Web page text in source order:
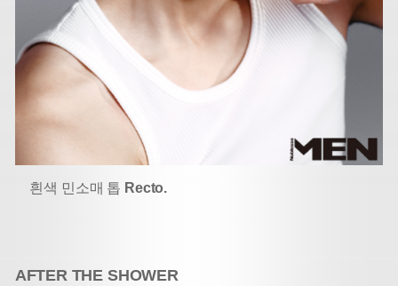
흰색 민소매 톱 Recto.
AFTER THE SHOWER